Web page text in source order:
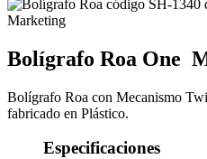
Bolígrafo Roa One
Bolígrafo Roa con Mecanismo
fabricado en Plástico.
Especificaciones